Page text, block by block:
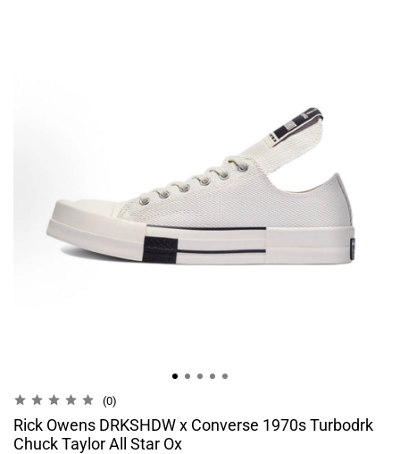
(0)
Rick Owens DRKSHDW x Converse 1970s Turbodrk
Chuck Taylor All Star Ox